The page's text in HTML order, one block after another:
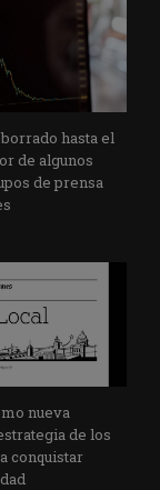
hasta el
de algunos
de prensa
nueva
de los
conquistar